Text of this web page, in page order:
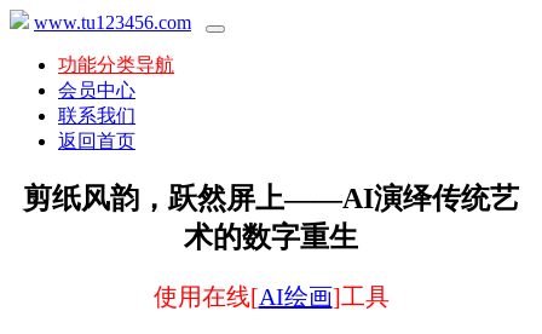
www.tu123456.com
功能分类导航
会员中心
联系我们
返回首页
剪纸风韵，跃然屏上——AI演绎传统艺
术的数字重生
使用在线[AI绘画]工具